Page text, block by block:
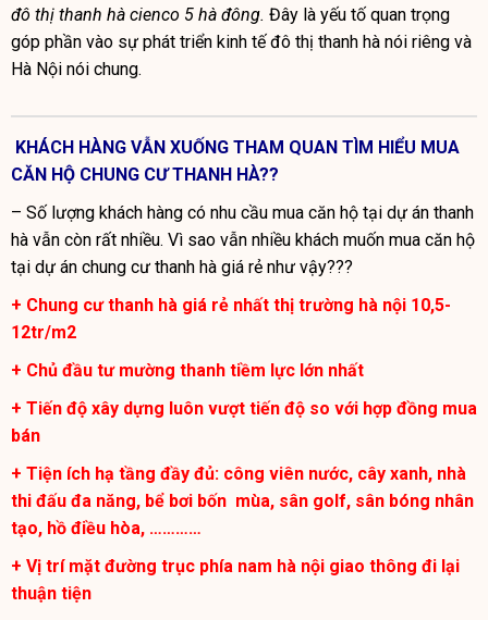
đô thị thanh hà cienco 5 hà đông. Đây là yếu tố quan trọng
góp phần vào sự phát triển kinh tế đô thị thanh hà nói riêng và
Hà Nội nói chung.
KHÁCH HÀNG VẪN XUỐNG THAM QUAN TÌM HIỂU MUA
CĂN HỘ CHUNG CƯ THANH HÀ??
– Số lượng khách hàng có nhu cầu mua căn hộ tại dự án thanh
hà vẫn còn rất nhiều. Vì sao vẫn nhiều khách muốn mua căn hộ
tại dự án chung cư thanh hà giá rẻ như vậy???
+ Chung cư thanh hà giá rẻ nhất thị trường hà nội 10,5-
12tr/m2
+ Chủ đầu tư mường thanh tiềm lực lớn nhất
+ Tiến độ xây dựng luôn vượt tiến độ so với hợp đồng mua
bán
+ Tiện ích hạ tầng đầy đủ: công viên nước, cây xanh, nhà
thi đấu đa năng, bể bơi bốn mùa, sân golf, sân bóng nhân
tạo, hồ điều hòa, …………
+ Vị trí mặt đường trục phía nam hà nội giao thông đi lại
thuận tiện